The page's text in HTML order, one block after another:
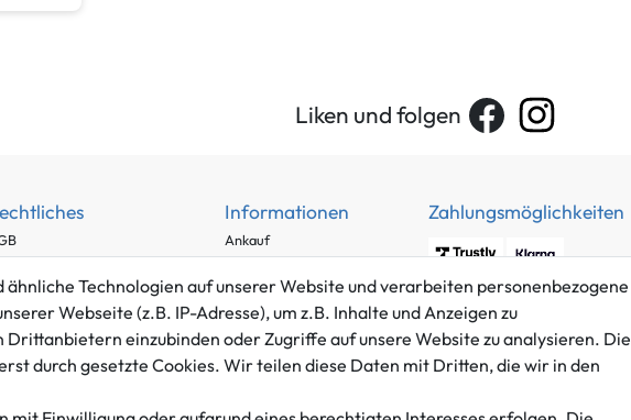
Liken und folgen
Informationen
Ankauf
Häufig gestellte Fragen
Zahlung und Versand
Batterieentsorgung
Zahlungsmöglichkeiten
Mitglied im Händlerbund
Technologien auf unserer Website und verarbeiten personenbezogene
Webseite (z.B. IP-Adresse), um z.B. Inhalte und Anzeigen zu
Drittanbietern einzubinden oder Zugriffe auf unsere Website zu analysieren. Die
durch gesetzte Cookies. Wir teilen diese Daten mit Dritten, die wir in den